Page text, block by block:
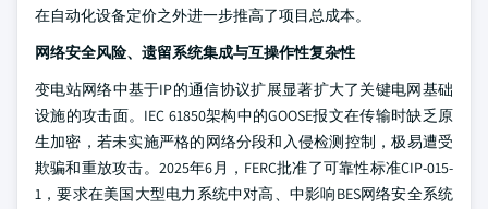
在自动化设备定价之外进一步推高了项目总成本。
网络安全风险、遗留系统集成与互操作性复杂性
变电站网络中基于IP的通信协议扩展显著扩大了关键电网基础
设施的攻击面。IEC 61850架构中的GOOSE报文在传输时缺乏原
生加密，若未实施严格的网络分段和入侵检测控制，极易遭受
欺骗和重放攻击。2025年6月，FERC批准了可靠性标准CIP-015-
1，要求在美国大型电力系统中对高、中影响BES网络安全系统